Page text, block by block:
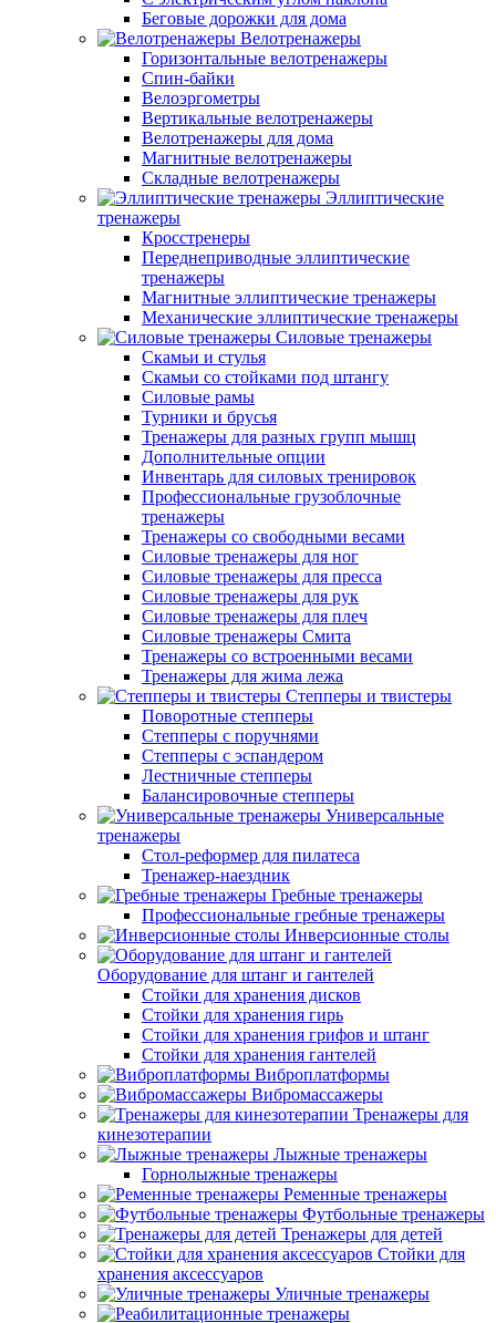
Беговые дорожки для дома
Велотренажеры
Горизонтальные велотренажеры
Спин-байки
Велоэргометры
Вертикальные велотренажеры
Велотренажеры для дома
Магнитные велотренажеры
Складные велотренажеры
Эллиптические
тренажеры
Кросстренеры
Переднеприводные эллиптические
тренажеры
Магнитные эллиптические тренажеры
Механические эллиптические тренажеры
Силовые тренажеры
Скамьи и стулья
Скамьи со стойками под штангу
Силовые рамы
Турники и брусья
Тренажеры для разных групп мышц
Дополнительные опции
Инвентарь для силовых тренировок
Профессиональные грузоблочные
тренажеры
Тренажеры со свободными весами
Силовые тренажеры для ног
Силовые тренажеры для пресса
Силовые тренажеры для рук
Силовые тренажеры для плеч
Силовые тренажеры Смита
Тренажеры со встроенными весами
Тренажеры для жима лежа
Степперы и твистеры
Поворотные степперы
Степперы с поручнями
Степперы с эспандером
Лестничные степперы
Балансировочные степперы
Универсальные
тренажеры
Стол-реформер для пилатеса
Тренажер-наездник
Гребные тренажеры
Профессиональные гребные тренажеры
Инверсионные столы
Оборудование для штанг и гантелей
Стойки для хранения дисков
Стойки для хранения гирь
Стойки для хранения грифов и штанг
Стойки для хранения гантелей
Виброплатформы
Вибромассажеры
Тренажеры для
кинезотерапии
Лыжные тренажеры
Горнолыжные тренажеры
Ременные тренажеры
Футбольные тренажеры
Тренажеры для детей
Стойки для
хранения аксессуаров
Уличные тренажеры